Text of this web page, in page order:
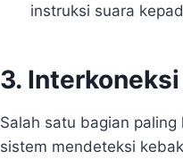
instruksi suara
3.
Salah satu bagian
sistem mendeteksi